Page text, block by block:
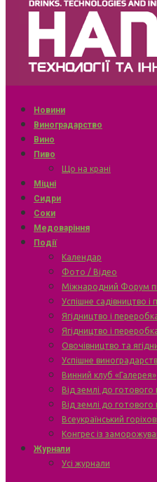
Новини
Виноградарство
Вино
Пиво
Що на крані
Міцні
Сидри
Соки
Медоваріння
Події
Календар
Фото / Відео
Міжнародний Форум
Успішне садівництво і
Ягідництво і
Ягідництво і
Овочівництво та
Успішне
Винний клуб «Галерея»
Від землі до готового
Від землі до готового
Всеукраїнський
Конгрес із
Журнали
Усі журнали